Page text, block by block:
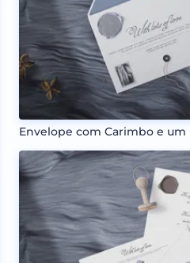
Envelope com Carimbo e um